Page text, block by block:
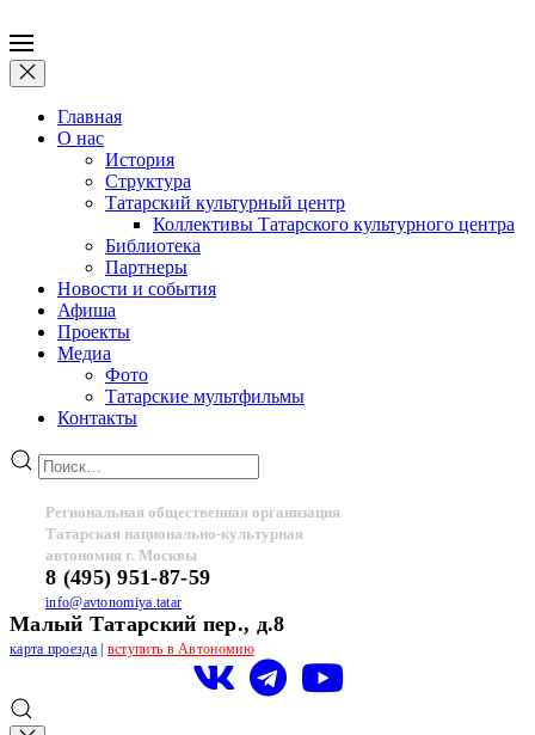
Главная
О нас
История
Структура
Татарский культурный центр
Коллективы Татарского культурного центра
Библиотека
Партнеры
Новости и события
Афиша
Проекты
Медиа
Фото
Татарские мультфильмы
Контакты
Региональная общественная организация
Татарская национально-культурная
автономия г. Москвы
8 (495) 951-87-59
info@avtonomiya.tatar
Малый Татарский пер., д.8
карта проезда| вступить в Автономию